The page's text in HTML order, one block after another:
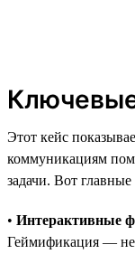
Этот кейс
коммуникациям
задачи. Вот
• Интерактивные
Геймификация — не